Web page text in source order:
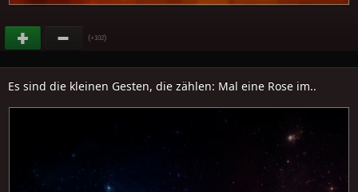
(+102)
Es sind die kleinen Gesten, die zählen: Mal eine Rose im..